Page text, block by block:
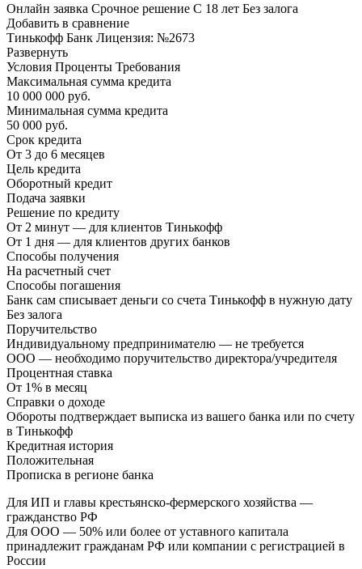
Онлайн заявка Срочное решение С 18 лет Без залога
Добавить в сравнение
Тинькофф Банк Лицензия: №2673
Развернуть
Условия Проценты Требования
Максимальная сумма кредита
10 000 000 руб.
Минимальная сумма кредита
50 000 руб.
Срок кредита
От 3 до 6 месяцев
Цель кредита
Оборотный кредит
Подача заявки
Решение по кредиту
От 2 минут — для клиентов Тинькофф
От 1 дня — для клиентов других банков
Способы получения
На расчетный счет
Способы погашения
Банк сам списывает деньги со счета Тинькофф в нужную дату
Без залога
Поручительство
Индивидуальному предпринимателю — не требуется
ООО — необходимо поручительство директора/учредителя
Процентная ставка
От 1% в месяц
Справки о доходе
Обороты подтверждает выписка из вашего банка или по счету
в Тинькофф
Кредитная история
Положительная
Прописка в регионе банка
Для ИП и главы крестьянско-фермерского хозяйства —
гражданство РФ
Для ООО — 50% или более от уставного капитала
принадлежит гражданам РФ или компании с регистрацией в
России